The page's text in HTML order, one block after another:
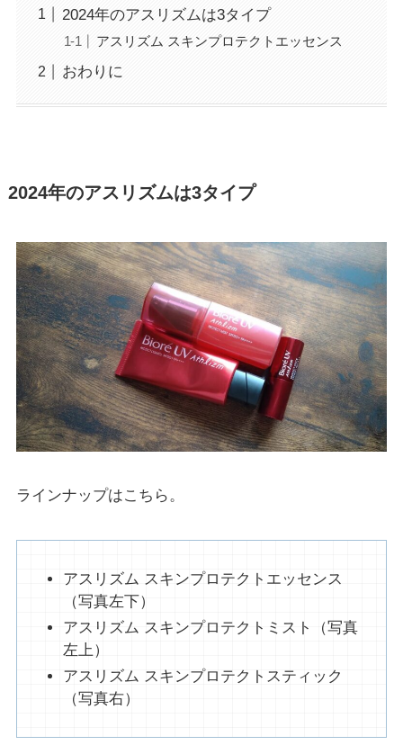
2024年のアスリズムは3タイプ
アスリズム スキンプロテクトエッセンス
おわりに
2024年のアスリズムは3タイプ
ラインナップはこちら。
アスリズム スキンプロテクトエッセンス
（写真左下）
アスリズム スキンプロテクトミスト（写真
左上）
アスリズム スキンプロテクトスティック
（写真右）